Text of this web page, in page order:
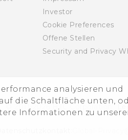
analysieren und
die Schaltfläche unten,
Informationen zu
Investor
Cookie Preferences
Offene Stellen
Security and Privacy
© 2011-2026 HTC Corporation